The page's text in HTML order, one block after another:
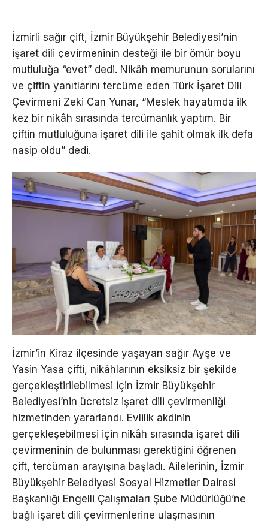
İzmirli sağır çift, İzmir Büyükşehir Belediyesi’nin
işaret dili çevirmeninin desteği ile bir ömür boyu
mutluluğa “evet” dedi. Nikâh memurunun sorularını
ve çiftin yanıtlarını tercüme eden Türk İşaret Dili
Çevirmeni Zeki Can Yunar, “Meslek hayatımda ilk
kez bir nikâh sırasında tercümanlık yaptım. Bir
çiftin mutluluğuna işaret dili ile şahit olmak ilk defa
nasip oldu” dedi.
İzmir’in Kiraz ilçesinde yaşayan sağır Ayşe ve
Yasin Yasa çifti, nikâhlarının eksiksiz bir şekilde
gerçekleştirilebilmesi için İzmir Büyükşehir
Belediyesi’nin ücretsiz işaret dili çevirmenliği
hizmetinden yararlandı. Evlilik akdinin
gerçekleşebilmesi için nikâh sırasında işaret dili
çevirmeninin de bulunması gerektiğini öğrenen
çift, tercüman arayışına başladı. Ailelerinin, İzmir
Büyükşehir Belediyesi Sosyal Hizmetler Dairesi
Başkanlığı Engelli Çalışmaları Şube Müdürlüğü’ne
bağlı işaret dili çevirmenlerine ulaşmasının